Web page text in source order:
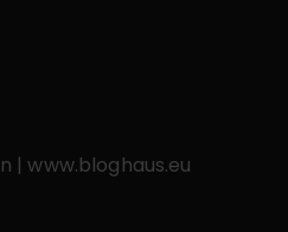
| www.bloghaus.eu